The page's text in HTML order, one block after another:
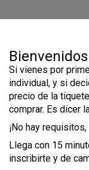
Si vienes por
individual, y si
precio de la
comprar. Es dicer
¡No hay
Llega con 15
inscribirte y de